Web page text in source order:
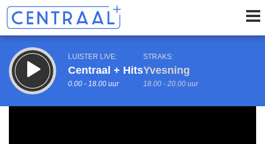
LUISTER LIVE:
Centraal + Hits
0.00 - 18.00 uur
STRAKS:
Yvesning
18.00 - 20.00 uur